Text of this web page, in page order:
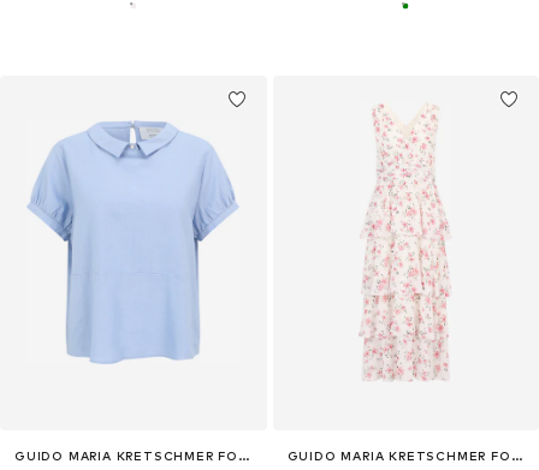
GUIDO MARIA KRETSCHMER FOR BRIDGERTON GUIDO MARIA KRETSCHMER FOR BRIDGERTON